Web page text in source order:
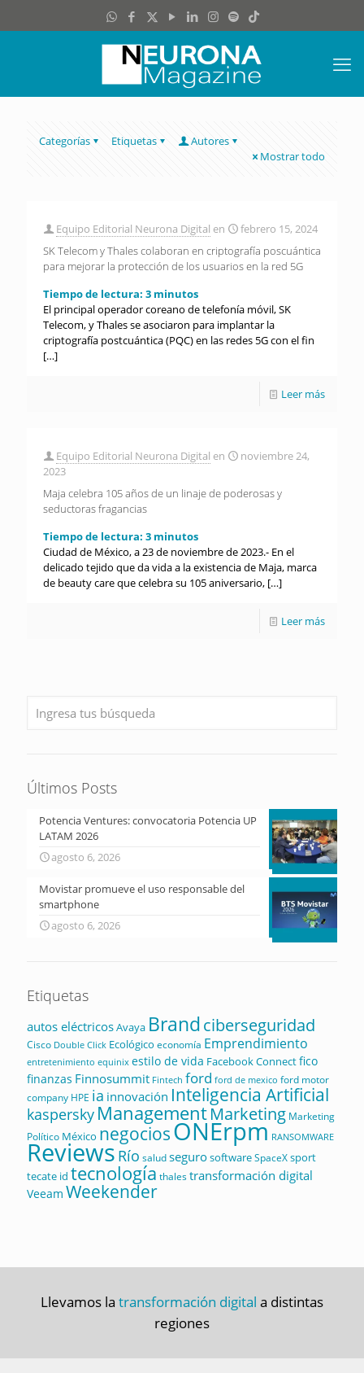
Categorías Etiquetas
Autores
Mostrar todo
Equipo Editorial Neurona Digital en
febrero 15, 2024
SK Telecom y Thales colaboran en criptografía poscuántica
para mejorar la protección de los usuarios en la red 5G
Tiempo de lectura: 3 minutos
El principal operador coreano de telefonía móvil, SK
Telecom, y Thales se asociaron para implantar la
criptografía postcuántica (PQC) en las redes 5G con el fin
[…]
Leer más
Equipo Editorial Neurona Digital en
noviembre 24,
2023
Maja celebra 105 años de un linaje de poderosas y
seductoras fragancias
Tiempo de lectura: 3 minutos
Ciudad de México, a 23 de noviembre de 2023.- En el
delicado tejido que da vida a la existencia de Maja, marca
de beauty care que celebra su 105 aniversario, […]
Leer más
Últimos Posts
Potencia Ventures: convocatoria Potencia UP
LATAM 2026
agosto 6, 2026
Movistar promueve el uso responsable del
smartphone
agosto 6, 2026
Etiquetas
autos eléctricosAvaya Brandciberseguridad
Cisco Double Click Ecológico economía Emprendimiento
entretenimiento equinix estilo de vida Facebook Connectfico
finanzas Finnosummit Fintech ford ford de mexico ford motor
company HPE ia innovación Inteligencia Artificial
kaspersky ManagementMarketing Marketing
Político México negociosONErpm RANSOMWARE
Reviews Río saludsegurosoftwareSpaceXsport
tecate id tecnología thalestransformación digital
Veeam Weekender
Llevamos la transformación digital a distintas
regiones